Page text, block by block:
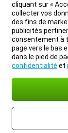
cliquant sur «
collecter vos
des fins de
publicités
consentement à
page vers le bas
dans le pied de
confidentialité et